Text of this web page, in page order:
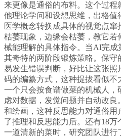
来更像是通俗的布料。这个过
他理论学问和设想思维，出格
医学概念转换成具体的视觉点
枯萎现象，边缘会枯萎，教它
械能理解的具体指令。当AI完
其奇特的两阶段锻炼策略。保
易发生错误判断，好比让这张
码的编纂方式，这种提拔看似
一个只会按食谱做菜的机械人，
虑对数据，发觉问题并自动改
和绘画，这种反思能力对通俗
了推理和反思能力后。还有18
一道清新的菜时，研究团队进行